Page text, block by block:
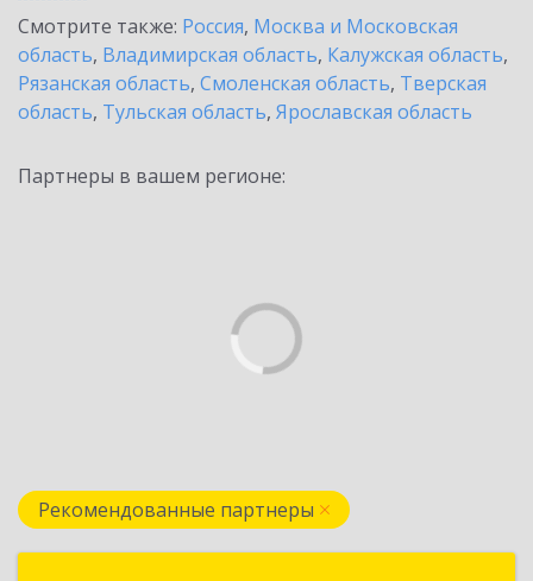
Смотрите также: Россия, Москва и Московская
область, Владимирская область, Калужская область,
Рязанская область, Смоленская область, Тверская
область, Тульская область, Ярославская область
Партнеры в вашем регионе:
Рекомендованные партнеры